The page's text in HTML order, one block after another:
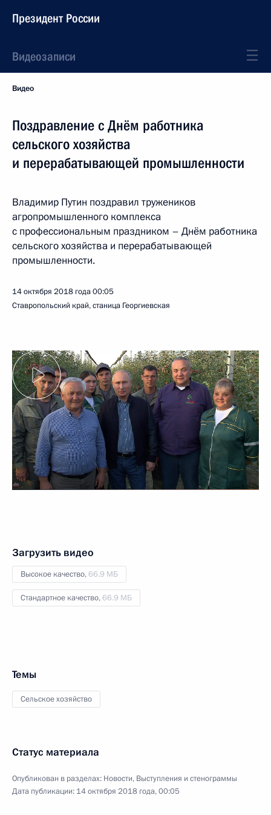
Президент России
Видеозаписи
Видео
Поздравление с Днём работника
сельского хозяйства
и перерабатывающей промышленности
Владимир Путин поздравил тружеников
агропромышленного комплекса
с профессиональным праздником – Днём работника
сельского хозяйства и перерабатывающей
промышленности.
14 октября 2018 года00:05
Ставропольский край, станица Георгиевская
Загрузить видео
Высокое качество,66.9 МБ
Стандартное качество,66.9 МБ
Темы
Сельское хозяйство
Статус материала
Опубликован в разделах: Новости, Выступления и стенограммы
Дата публикации: 14 октября 2018 года, 00:05